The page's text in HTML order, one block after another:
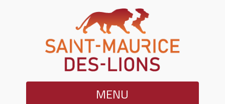
MENU